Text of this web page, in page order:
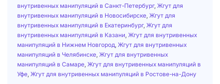
внутривенных манипуляций в Санкт-Петербург, Жгут для
внутривенных манипуляций в Новосибирске Жгут для
внутривенных манипуляций в Екатеринбург, Жгут для
внутривенных манипуляций в Казани Жгут для внутривенных
манипуляций в Нижнем Новгород Жгут для внутривенных
манипуляций в Челябинске Жгут для внутривенных
манипуляций в Самаре Жгут для внутривенных манипуляций в
Уфе Жгут для внутривенных манипуляций в Ростове-на-Дону